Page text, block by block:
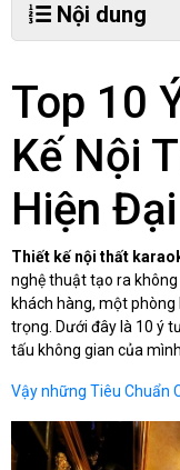
Nội dung
Top 10
Kế Nội
Hiện
Thiết kế nội thất
nghệ thuật tạo ra
khách hàng, một phòng
trọng. Dưới đây là 10 ý
tấu không gian của
Vậy những Tiêu Chuẩn